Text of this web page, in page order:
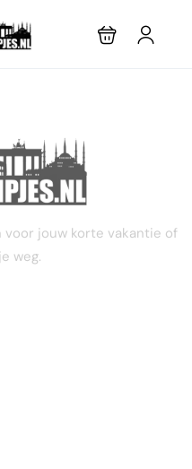
SAMEN
jouw korte vakantie of
weg.